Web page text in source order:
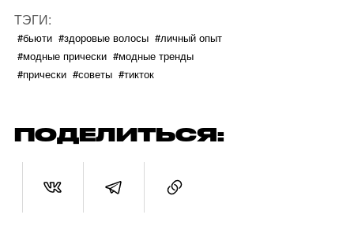
ТЭГИ:
#бьюти #здоровые волосы #личный опыт
#модные прически #модные тренды
#прически #советы #тикток
ПОДЕЛИТЬСЯ: